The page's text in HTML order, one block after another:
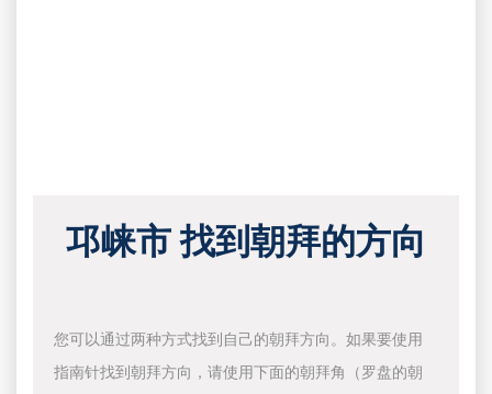
邛崃市 找到朝拜的方向
您可以通过两种方式找到自己的朝拜方向。如果要使用
指南针找到朝拜方向，请使用下面的朝拜角（罗盘的朝